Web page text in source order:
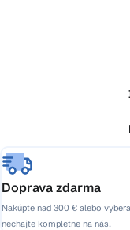
e
Doprava zdarma
Nakúpte nad 300 € alebo
nechajte kompletne na nás.